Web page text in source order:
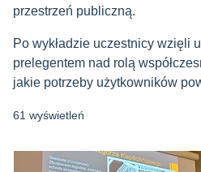
przestrzeń publiczną.
Po wykładzie uczestnicy wzięli
prelegentem nad rolą
jakie potrzeby użytkowników
61 wyświetleń